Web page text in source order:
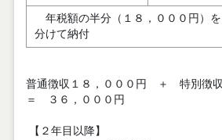
年税額の半分（１８，０００円）を
分けて納付
普通徴収１８，０００円 ＋ 特別徴
＝ ３６，０００円
【２年目以降】